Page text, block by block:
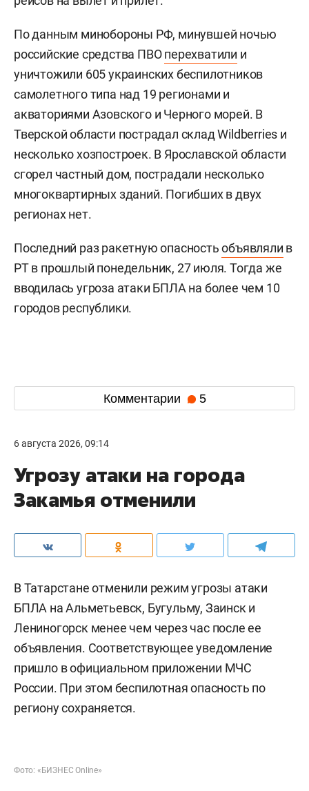
По данным минобороны РФ, минувшей ночью
российские средства ПВОперехватили и
уничтожили 605 украинских беспилотников
самолетного типа над 19 регионами и
акваториями Азовского и Черного морей. В
Тверской области пострадал склад Wildberries и
несколько хозпостроек. В Ярославской области
сгорел частный дом, пострадали несколько
многоквартирных зданий. Погибших в двух
регионах нет.
Последний раз ракетную опасностьобъявляли в
РТ в прошлый понедельник, 27 июля. Тогда же
вводилась угроза атаки БПЛА на более чем 10
городов республики.
Комментарии 5
6 августа 2026, 09:14
Угрозу атаки на города
Закамья отменили
В Татарстане отменили режим угрозы атаки
БПЛА на Альметьевск, Бугульму, Заинск и
Лениногорск менее чем через час после ее
объявления. Соответствующее уведомление
пришло в официальном приложении МЧС
России. При этом беспилотная опасность по
региону сохраняется.
Фото: «БИЗНЕС Online»